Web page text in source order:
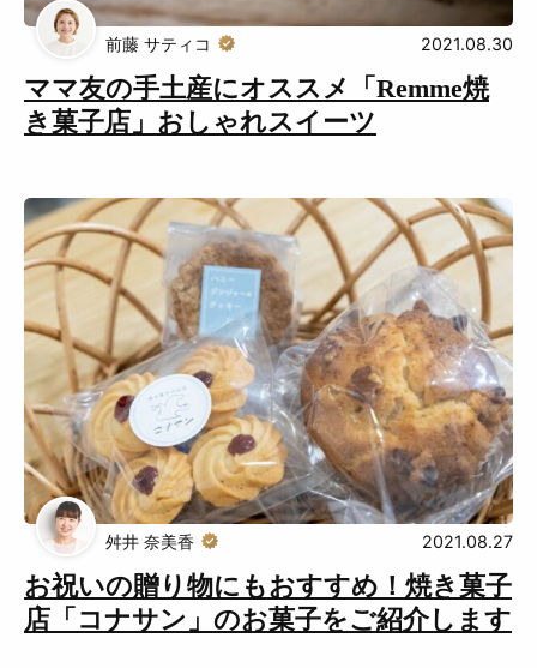
ママ友の手土産にオススメ「Remme焼
き菓子店」おしゃれスイーツ
前藤 サティコ 2021.08.30
お祝いの贈り物にもおすすめ！焼き菓子
店「コナサン」のお菓子をご紹介します
舛井 奈美香 2021.08.27